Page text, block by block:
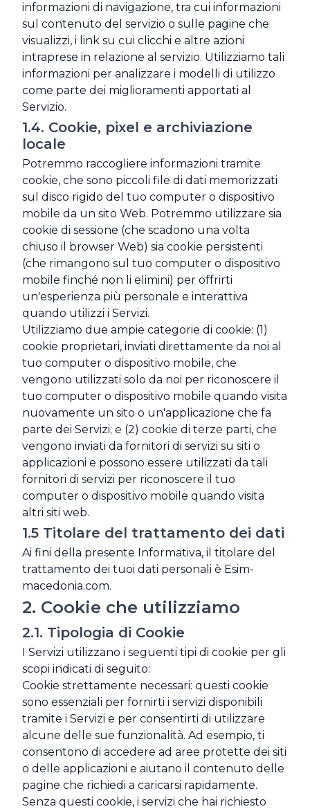
informazioni di navigazione, tra cui informazioni
sul contenuto del servizio o sulle pagine che
visualizzi, i link su cui clicchi e altre azioni
intraprese in relazione al servizio. Utilizziamo tali
informazioni per analizzare i modelli di utilizzo
come parte dei miglioramenti apportati al
Servizio.
1.4. Cookie, pixel e archiviazione
locale
Potremmo raccogliere informazioni tramite
cookie, che sono piccoli file di dati memorizzati
sul disco rigido del tuo computer o dispositivo
mobile da un sito Web. Potremmo utilizzare sia
cookie di sessione (che scadono una volta
chiuso il browser Web) sia cookie persistenti
(che rimangono sul tuo computer o dispositivo
mobile finché non li elimini) per offrirti
un'esperienza più personale e interattiva
quando utilizzi i Servizi.
Utilizziamo due ampie categorie di cookie: (1)
cookie proprietari, inviati direttamente da noi al
tuo computer o dispositivo mobile, che
vengono utilizzati solo da noi per riconoscere il
tuo computer o dispositivo mobile quando visita
nuovamente un sito o un'applicazione che fa
parte dei Servizi; e (2) cookie di terze parti, che
vengono inviati da fornitori di servizi su siti o
applicazioni e possono essere utilizzati da tali
fornitori di servizi per riconoscere il tuo
computer o dispositivo mobile quando visita
altri siti web.
1.5 Titolare del trattamento dei dati
Ai fini della presente Informativa, il titolare del
trattamento dei tuoi dati personali è Esim-
macedonia.com.
2. Cookie che utilizziamo
2.1. Tipologia di Cookie
I Servizi utilizzano i seguenti tipi di cookie per gli
scopi indicati di seguito:
Cookie strettamente necessari: questi cookie
sono essenziali per fornirti i servizi disponibili
tramite i Servizi e per consentirti di utilizzare
alcune delle sue funzionalità. Ad esempio, ti
consentono di accedere ad aree protette dei siti
o delle applicazioni e aiutano il contenuto delle
pagine che richiedi a caricarsi rapidamente.
Senza questi cookie, i servizi che hai richiesto